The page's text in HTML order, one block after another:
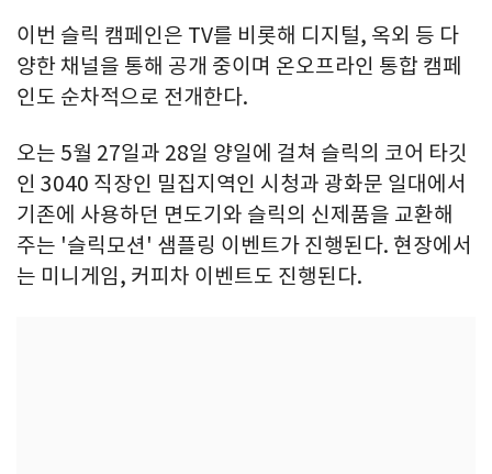
이번 슬릭 캠페인은 TV를 비롯해 디지털, 옥외 등 다
양한 채널을 통해 공개 중이며 온오프라인 통합 캠페
인도 순차적으로 전개한다.
오는 5월 27일과 28일 양일에 걸쳐 슬릭의 코어 타깃
인 3040 직장인 밀집지역인 시청과 광화문 일대에서
기존에 사용하던 면도기와 슬릭의 신제품을 교환해
주는 '슬릭모션' 샘플링 이벤트가 진행된다. 현장에서
는 미니게임, 커피차 이벤트도 진행된다.